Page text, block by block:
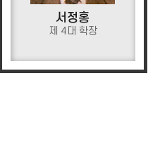
서정홍
제 4대 학장